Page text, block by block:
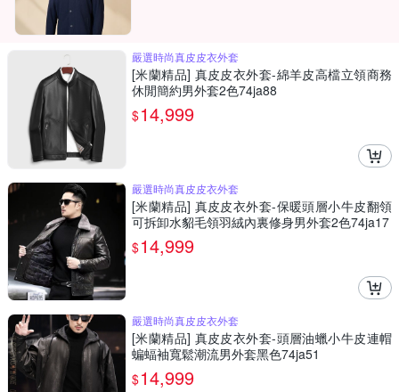
嚴選時尚真皮皮衣外套
[米蘭精品] 真皮皮衣外套-綿羊皮高檔立領商務
休閒簡約男外套2色74ja88
$14,999
嚴選時尚真皮皮衣外套
[米蘭精品] 真皮皮衣外套-保暖頭層小牛皮翻領
可拆卸水貂毛領羽絨內裏修身男外套2色74ja17
$14,999
嚴選時尚真皮皮衣外套
[米蘭精品] 真皮皮衣外套-頭層油蠟小牛皮連帽
蝙蝠袖寬鬆潮流男外套黑色74ja51
$14,999